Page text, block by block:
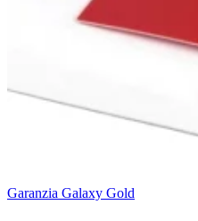
Garanzia Galaxy Gold